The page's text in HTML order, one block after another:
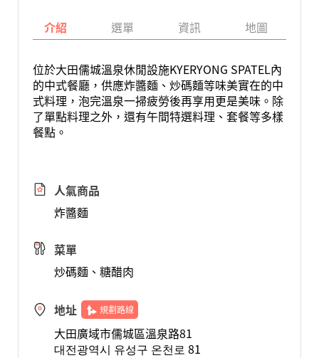
介紹 選單 資訊 地圖
位於大田儒城溫泉休閒設施KYERYONG SPATEL內
的中式餐廳，供應炸醬麵、炒碼麵等味美實在的中
式料理，泡完溫泉一掃疲勞後再享用更是美味。除
了單點料理之外，還有午間特選料理、套餐等多樣
餐點。
人氣商品
炸醬麵
菜單
炒碼麵、糖醋肉
地址 規劃路線
大田廣域市儒城區溫泉路81
대전광역시 유성구 온천로 81